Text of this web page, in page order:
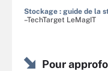
Stockage : guide de la
–TechTarget LeMagIT
Pour